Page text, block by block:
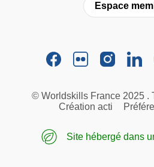
Espace
© Worldskills France 2025 .
Création acti
Site hébergé dans